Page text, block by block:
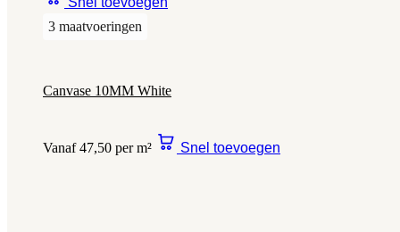
3 maatvoeringen
Canvase 10MM White
Vanaf 47,50 per m² Snel toevoegen